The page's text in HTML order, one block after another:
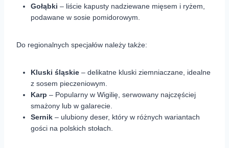
Gołąbki – liście kapusty nadziewane mięsem i ryżem,
podawane w sosie pomidorowym.
Do regionalnych specjałów należy także:
Kluski śląskie – delikatne kluski ziemniaczane, idealne
z sosem pieczeniowym.
Karp – Popularny w Wigilię, serwowany najczęściej
smażony lub w galarecie.
Sernik – ulubiony deser, który w różnych wariantach
gości na polskich stołach.